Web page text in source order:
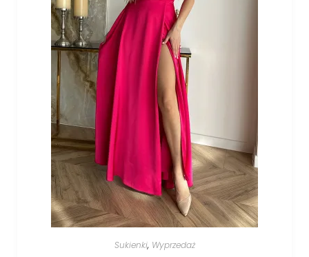
Sukienki, Wyprzedaż